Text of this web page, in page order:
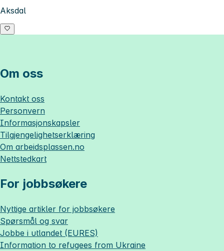
Aksdal
Om oss
Kontakt oss
Personvern
Informasjonskapsler
Tilgjengelighetserklæring
Om arbeidsplassen.no
Nettstedkart
For jobbsøkere
Nyttige artikler for jobbsøkere
Spørsmål og svar
Jobbe i utlandet (EURES)
Information to refugees from Ukraine